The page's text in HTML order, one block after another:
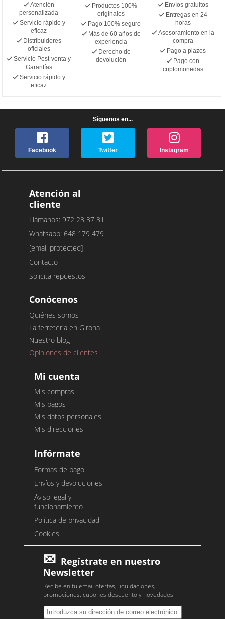
Atención
personalizada
Servicio rápido y
eficaz
Distribuidores
oficiales
Servicio Post-venta y
Garantías
Servicio rápido y
eficaz
Productos 100%
originales
Pago 100% seguro
Más de 60 años de
experiencia
Derecho de
devolución
Envíos gratuitos
Entregas en 24
horas
Asesoramiento en la
compra
Pago a plazos
Pago con
criptomonedas
Síguenos en...
Facebook Twitter Instagram
Atención al
cliente
Llámanos: 972 23 37 31
Whatsapp: 648 179 479
[email protected]
Contacto
Solicita repuestos
Conócenos
Quiénes somos
La ferretería en Girona
Nuestro blog
Opiniones de clientes
Mi cuenta
Mis compras
Mis pagos
Mis datos personales
Mis direcciones
Infórmate
Formas de pago
Envíos y devoluciones
Aviso legal y
funcionamiento
Política de privacidad
Cookies
Regístrate en nuestro
Newsletter
Recibe en tu email ofertas, liquidaciones,
promociones, cupones descuento y novedades.